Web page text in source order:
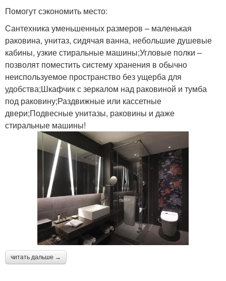
Помогут сэкономить место:
Сантехника уменьшенных размеров – маленькая
раковина, унитаз, сидячая ванна, небольшие душевые
кабины, узкие стиральные машины;Угловые полки –
позволят поместить систему хранения в обычно
неиспользуемое пространство без ущерба для
удобства;Шкафчик с зеркалом над раковиной и тумба
под раковину;Раздвижные или кассетные
двери;Подвесные унитазы, раковины и даже
стиральные машины!
читать дальше →